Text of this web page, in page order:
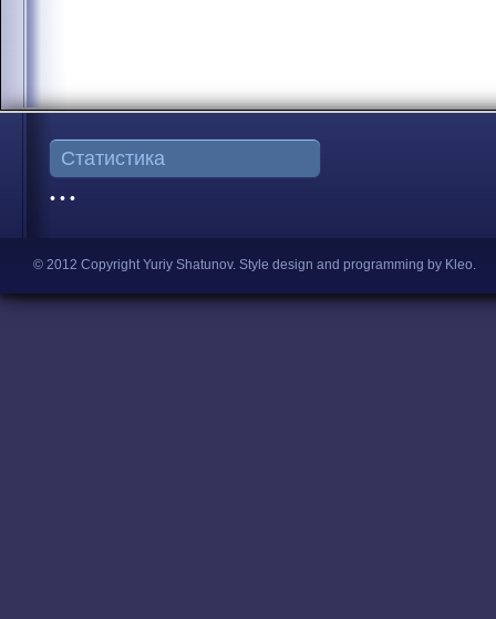
Статистика
• • •
© 2012 Copyright Yuriy Shatunov. Style design and programming by Kleo.